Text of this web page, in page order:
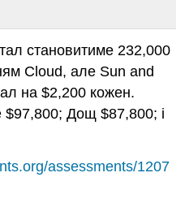
становитиме 232,000
Cloud, але Sun and
на $2,200 кожен.
$97,800; Дощ $87,800; і
assessments/1207